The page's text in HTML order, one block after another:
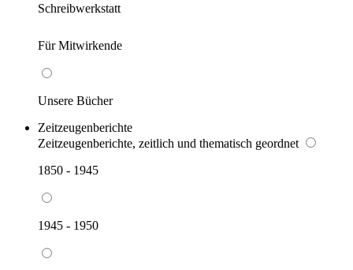
Schreibwerkstatt
Für Mitwirkende
Unsere Bücher
Zeitzeugenberichte
Zeitzeugenberichte, zeitlich und thematisch geordnet
1850 - 1945
1945 - 1950